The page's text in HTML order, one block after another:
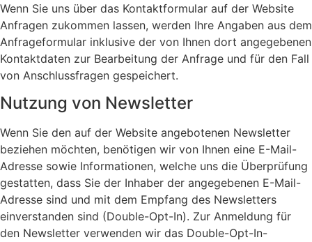
Wenn Sie uns über das Kontaktformular auf der Website
Anfragen zukommen lassen, werden Ihre Angaben aus dem
Anfrageformular inklusive der von Ihnen dort angegebenen
Kontaktdaten zur Bearbeitung der Anfrage und für den Fall
von Anschlussfragen gespeichert.
Nutzung von Newsletter
Wenn Sie den auf der Website angebotenen Newsletter
beziehen möchten, benötigen wir von Ihnen eine E-Mail-
Adresse sowie Informationen, welche uns die Überprüfung
gestatten, dass Sie der Inhaber der angegebenen E-Mail-
Adresse sind und mit dem Empfang des Newsletters
einverstanden sind (Double-Opt-In). Zur Anmeldung für
den Newsletter verwenden wir das Double-Opt-In-